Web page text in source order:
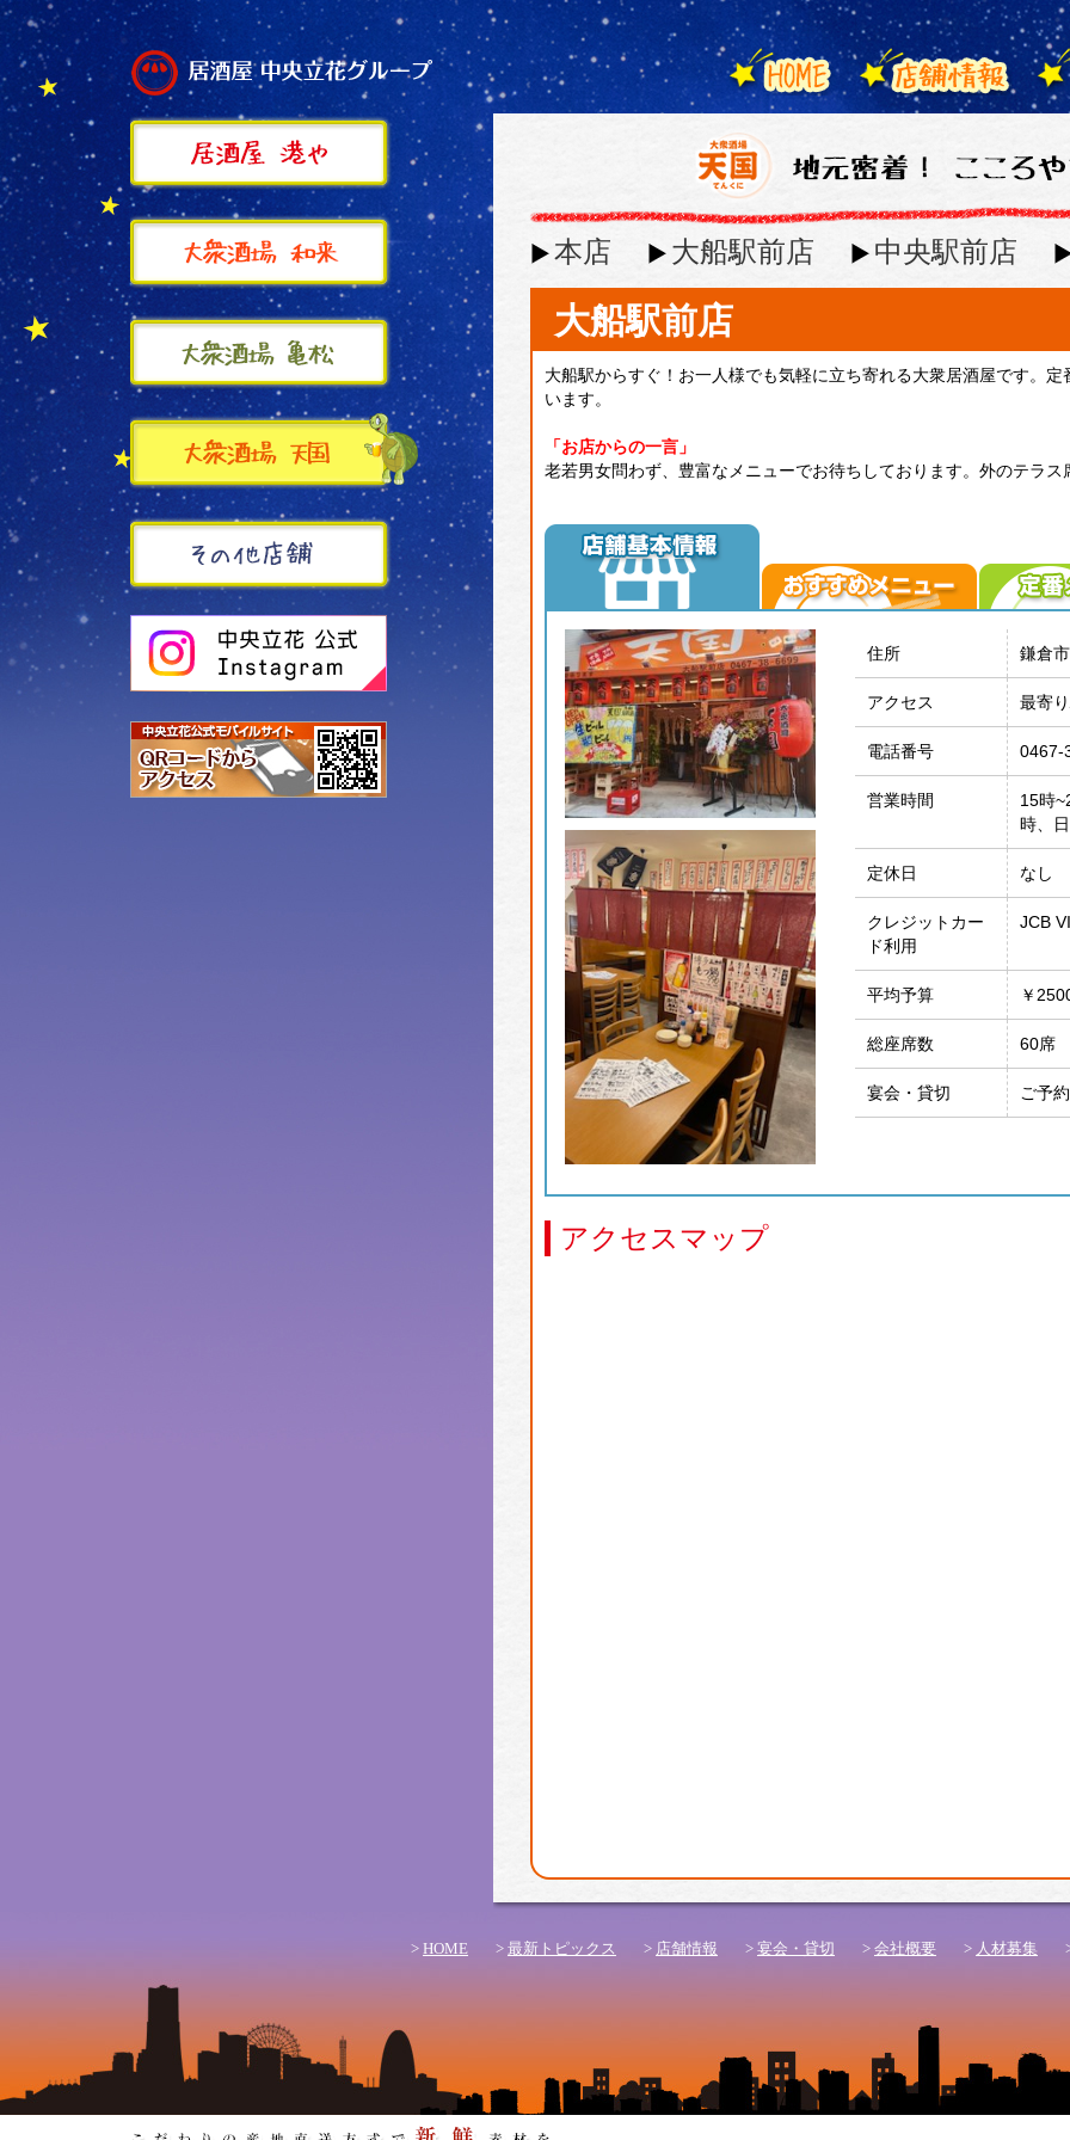
本店 大船駅前店 中央駅前店
大船駅前店
大船駅からすぐ！お一人様でも気軽に立ち寄れる大衆居酒屋です。
います。
「お店からの一言」
老若男女問わず、豊富なメニューでお待ちしております。外のテラ
住所 鎌倉
アクセス 最寄
電話番号 0467-
営業時間
15時
時、
定休日 なし
クレジットカー
ド利用
JCB
平均予算 ￥
総座席数 60席
宴会・貸切 ご予
アクセスマップ
> HOME > 最新トピックス > 店舗情報 > 宴会・貸切 > 会社概要 > 人材募集